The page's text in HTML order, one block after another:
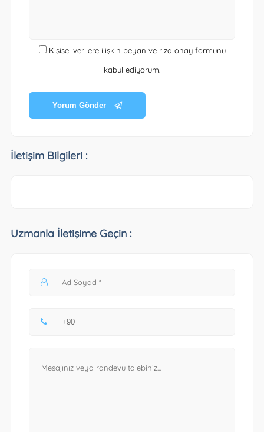
Kişisel verilere ilişkin beyan ve rıza onay formunu
kabul ediyorum.
Yorum Gönder
İletişim Bilgileri :
Uzmanla İletişime Geçin :